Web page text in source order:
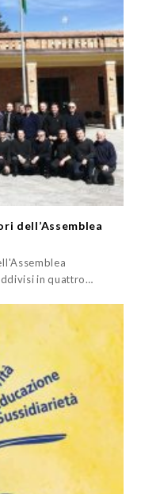
dell’Assemblea
in quattro…